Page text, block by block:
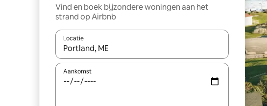
Vind en boek bijzondere woningen aan het
strand op Airbnb
Locatie
Wanneer er resultaten beschikbaar zijn, maak je een keuze
Aankomst